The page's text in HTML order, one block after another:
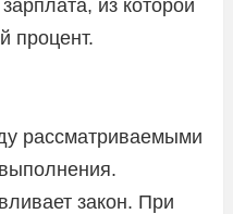
из которой
процент.
рассматриваемыми
закон. При